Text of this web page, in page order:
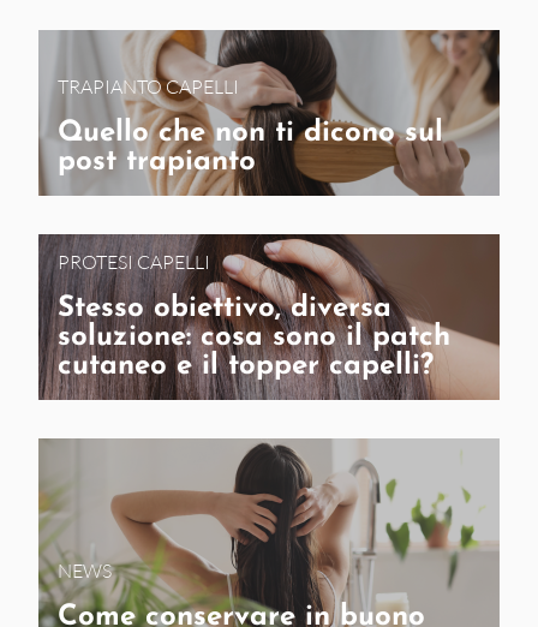
TRAPIANTO CAPELLI
Quello che non ti dicono sul
post trapianto
PROTESI CAPELLI
Stesso obiettivo, diversa
soluzione: cosa sono il patch
cutaneo e il topper capelli?
NEWS
Come conservare in buono